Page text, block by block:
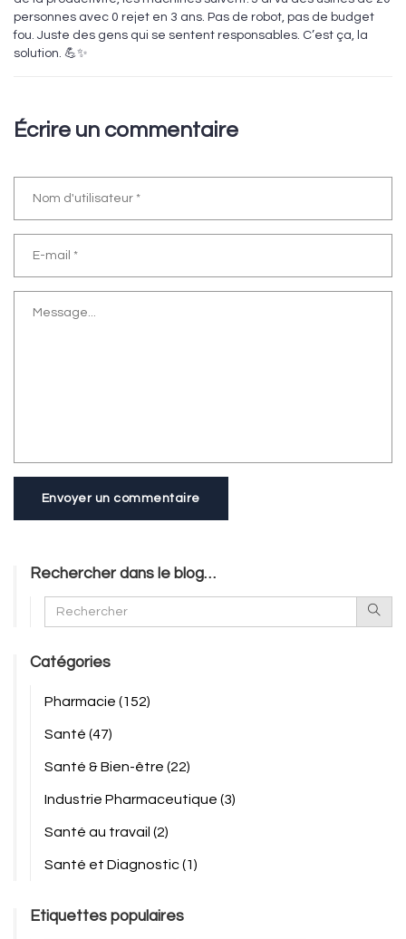
personnes avec 0 rejet en 3 ans. Pas de robot, pas de budget
fou. Juste des gens qui se sentent responsables. C’est ça, la
solution. 💪✨
Écrire un commentaire
Envoyer un commentaire
Rechercher dans le blog…
Catégories
Pharmacie (152)
Santé (47)
Santé & Bien-être (22)
Industrie Pharmaceutique (3)
Santé au travail (2)
Santé et Diagnostic(1)
Etiquettes populaires